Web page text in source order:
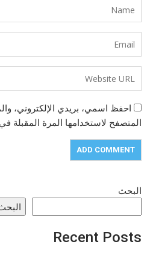
احفظ اسمي، بريدي الإلكتروني،
المتصفح لاستخدامها المرة المقبلة
البحث
Recent Posts